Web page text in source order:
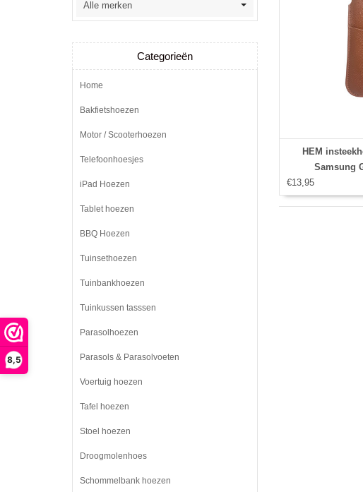
8,5
HEM
Samsung
€13,95
Categorieën
Home
Bakfietshoezen
Motor / Scooterhoezen
Telefoonhoesjes
iPad Hoezen
Tablet hoezen
BBQ Hoezen
Tuinsethoezen
Tuinbankhoezen
Tuinkussen tasssen
Parasolhoezen
Parasols & Parasolvoeten
Voertuig hoezen
Tafel hoezen
Stoel hoezen
Droogmolenhoes
Schommelbank hoezen